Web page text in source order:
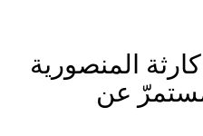
المنصورية
مستمرّ عن